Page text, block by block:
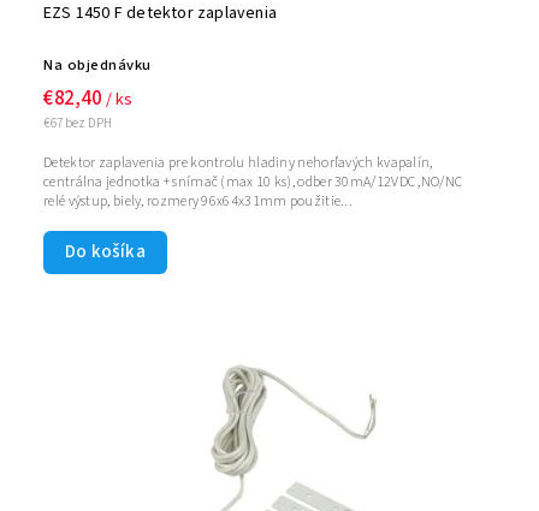
EZS 1450 F detektor zaplavenia
Na objednávku
€67 bez DPH
€82,40 / ks
Do košíka
Detektor zaplavenia pre kontrolu hladiny nehorľavých kvapalín,
centrálna jednotka + snímač (max 10 ks), odber 30mA/12VDC ,NO/NC
relé výstup, biely, rozmery 96x64x31mm použitie...